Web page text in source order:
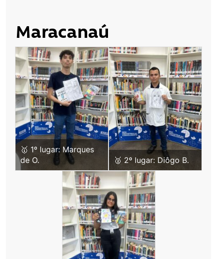
Maracanaú
🥇 1º lugar: Marques
de O.
🥈 2º lugar: Diôgo B.